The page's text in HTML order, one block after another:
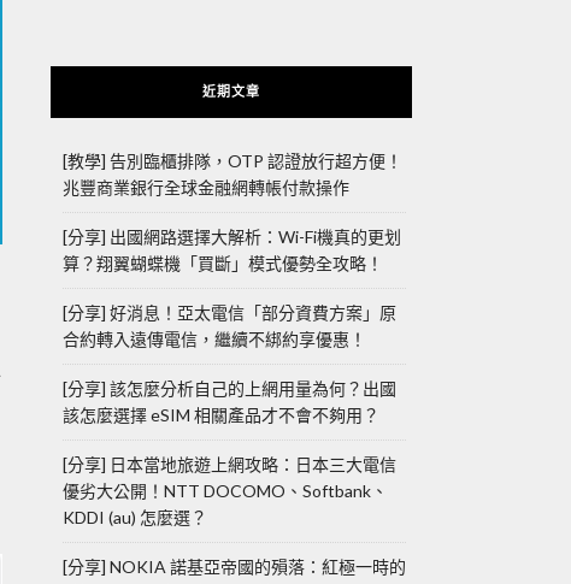
近期文章
[教學] 告別臨櫃排隊，OTP 認證放行超方便！
兆豐商業銀行全球金融網轉帳付款操作
[分享] 出國網路選擇大解析：Wi-Fi機真的更划
算？翔翼蝴蝶機「買斷」模式優勢全攻略！
[分享] 好消息！亞太電信「部分資費方案」原
合約轉入遠傳電信，繼續不綁約享優惠！
[分享] 該怎麼分析自己的上網用量為何？出國
該怎麼選擇 eSIM 相關產品才不會不夠用？
[分享] 日本當地旅遊上網攻略：日本三大電信
優劣大公開！NTT DOCOMO、Softbank、
KDDI (au) 怎麼選？
[分享] NOKIA 諾基亞帝國的殞落：紅極一時的